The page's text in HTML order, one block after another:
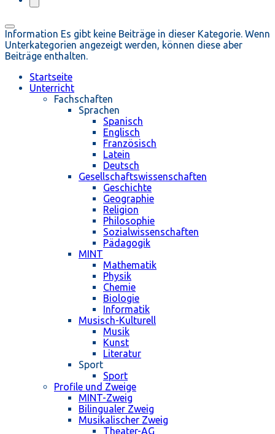
Information Es gibt keine Beiträge in dieser Kategorie. Wenn
Unterkategorien angezeigt werden, können diese aber
Beiträge enthalten.
Startseite
Unterricht
Fachschaften
Sprachen
Spanisch
Englisch
Französisch
Latein
Deutsch
Gesellschaftswissenschaften
Geschichte
Geographie
Religion
Philosophie
Sozialwissenschaften
Pädagogik
MINT
Mathematik
Physik
Chemie
Biologie
Informatik
Musisch-Kulturell
Musik
Kunst
Literatur
Sport
Sport
Profile und Zweige
MINT-Zweig
Bilingualer Zweig
Musikalischer Zweig
Theater-AG